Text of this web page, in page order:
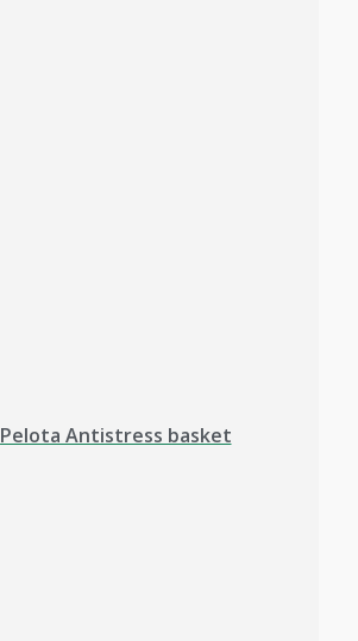
Pelota Antistress basket